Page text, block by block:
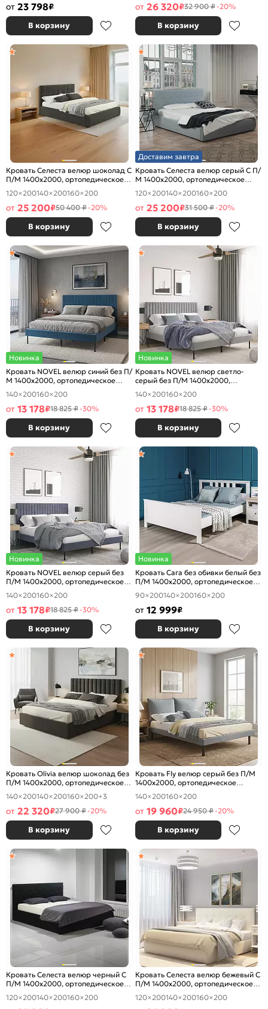
от 23 798₽
В корзину
от 26 320₽32 900 ₽-20%
В корзину
Кровать Селеста велюр шоколад С
П/М 1400x2000, ортопедическое
основание, изголовье мягкое
120×200140×200160×200
от 25 200₽50 400 ₽-20%
В корзину
Доставим завтра
Кровать Селеста велюр серый С П/
М 1400x2000, ортопедическое
основание, изголовье мягкое
120×200140×200160×200
от 25 200₽31 500 ₽-20%
В корзину
Новинка
Кровать NOVEL велюр синий без П/
М 1400x2000, ортопедическое
основание, изголовье мягкое
140×200160×200
от 13 178₽18 825 ₽-30%
В корзину
Новинка
Кровать NOVEL велюр светло-
серый без П/М 1400x2000,
ортопедическое основание,
изголовье мягкое
140×200160×200
от 13 178₽18 825 ₽-30%
В корзину
Новинка
Кровать NOVEL велюр серый без
П/М 1400x2000, ортопедическое
основание, изголовье мягкое
140×200160×200
от 13 178₽18 825 ₽-30%
В корзину
Новинка
Кровать Сага без обивки белый без
П/М 1400x2000, ортопедическое
основание, изголовье жесткое
90×200140×200160×200
от 12 999₽
В корзину
Кровать Olivia велюр шоколад без
П/М 1400x2000, ортопедическое
основание, изголовье мягкое
140×200140×200160×200+3
от 22 320₽27 900 ₽-20%
В корзину
Кровать Fly велюр серый без П/М
1400x2000, ортопедическое
основание, изголовье мягкое
140×200160×200
от 19 960₽24 950 ₽-20%
В корзину
Кровать Селеста велюр черный С
П/М 1400x2000, ортопедическое
основание, изголовье мягкое
120×200140×200160×200
Кровать Селеста велюр бежевый С
П/М 1400x2000, ортопедическое
основание, изголовье мягкое
120×200140×200160×200